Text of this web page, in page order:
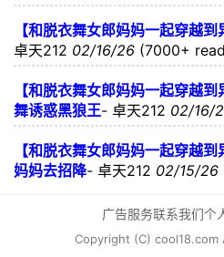
【和脱衣舞女郎妈妈一起穿越
卓天212 02/16/26 (7000+
【和脱衣舞女郎妈妈一起穿越
舞诱惑黑狼王- 卓天212 02/16/
【和脱衣舞女郎妈妈一起穿越
妈妈去招降- 卓天212 02/15/26
广告服务联系我们个
Copyright (C) cool18.com